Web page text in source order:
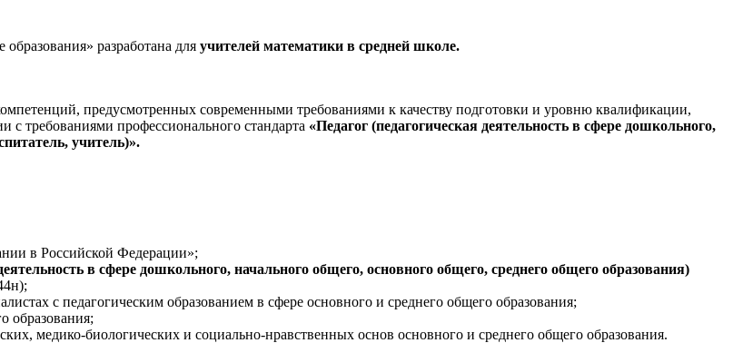
разработана для учителей математики в средней школе.
предусмотренных современными требованиями к качеству подготовки и уровню квалификации,
с требованиями профессионального стандарта «Педагог (педагогическая деятельность в сфере дошкольного,
учитель)».
в Российской Федерации»;
в сфере дошкольного, начального общего, основного общего, среднего общего образования)
с педагогическим образованием в сфере основного и среднего общего образования;
образования;
медико-биологических и социально-нравственных основ основного и среднего общего образования.